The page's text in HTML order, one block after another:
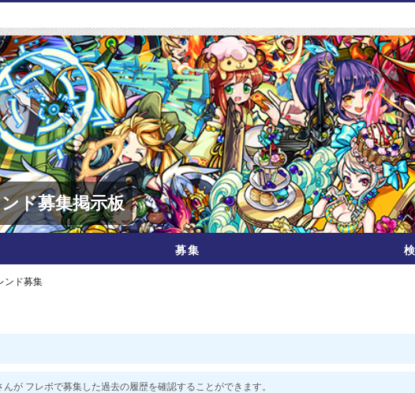
ド募集掲示板
募集
ンド募集
が フレボで募集した過去の履歴を確認することができます。